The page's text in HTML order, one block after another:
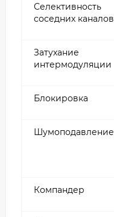
Селективность
соседних каналов
Затухание
интермодуляции
Блокировка
Шумоподавление
Компандер